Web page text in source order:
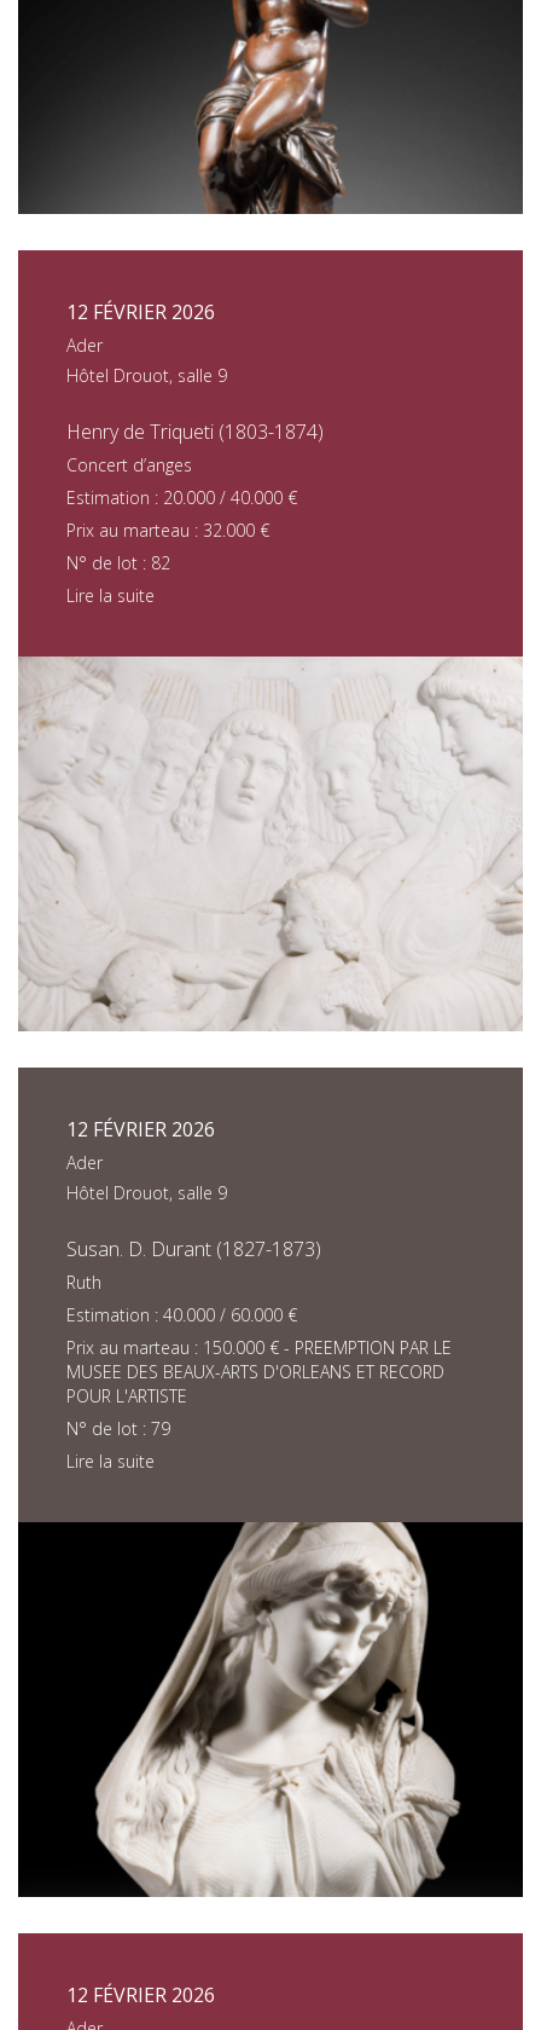
12 FÉVRIER 2026
Ader
Hôtel Drouot, salle 9
Henry de Triqueti (1803-1874)
Concert d’anges
Estimation : 20.000 / 40.000 €
Prix au marteau : 32.000 €
N° de lot : 82
Lire la suite
12 FÉVRIER 2026
Ader
Hôtel Drouot, salle 9
Susan. D. Durant (1827-1873)
Ruth
Estimation : 40.000 / 60.000 €
Prix au marteau : 150.000 € - PREEMPTION PAR LE
MUSEE DES BEAUX-ARTS D'ORLEANS ET RECORD
POUR L'ARTISTE
N° de lot : 79
Lire la suite
12 FÉVRIER 2026